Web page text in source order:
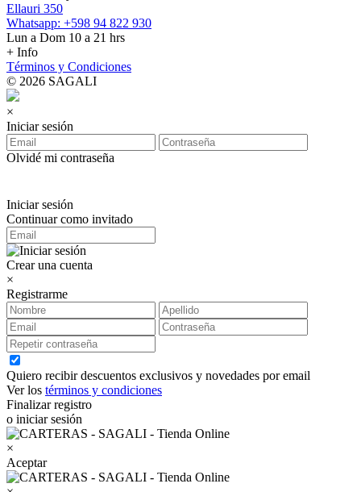
Ellauri 350
Whatsapp: +598 94 822 930
Lun a Dom 10 a 21 hrs
+ Info
Términos y Condiciones
© 2026 SAGALI
×
Iniciar sesión
Olvidé mi contraseña
Iniciar sesión
Continuar como invitado
Crear una cuenta
×
Registrarme
Quiero recibir descuentos exclusivos y novedades por email
Ver los términos y condiciones
Finalizar registro
o iniciar sesión
×
Aceptar